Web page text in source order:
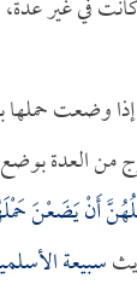
في غير
إذا وضعت
من العدة
أَنْ يَضَعْنَ
سبيعة